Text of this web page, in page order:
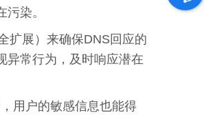
染。
扩展）来确保DNS回应的
异常行为，及时响应潜在
用户的敏感信息也能得